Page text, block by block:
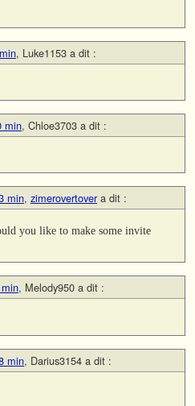
, Luke1153 a dit :
min, Chloe3703 a dit :
min, zimerovertover a dit :
you like to make some invite
, Melody950 a dit :
min, Darius3154 a dit :